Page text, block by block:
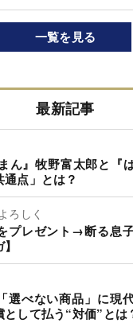
一覧を見る
最新記事
ん』牧野富太郎と『
点」とは？
ろしく
プレゼント→断る息
選べない商品」に現
して払う“対価”とは